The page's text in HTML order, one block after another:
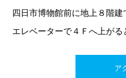
四日市博物館前に地上８階建
エレベーターで４Ｆへ上がる
ア